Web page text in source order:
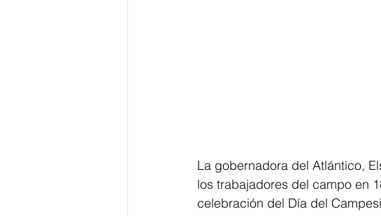
La gobernadora del Atlántico,
los trabajadores del campo en
celebración del Día del